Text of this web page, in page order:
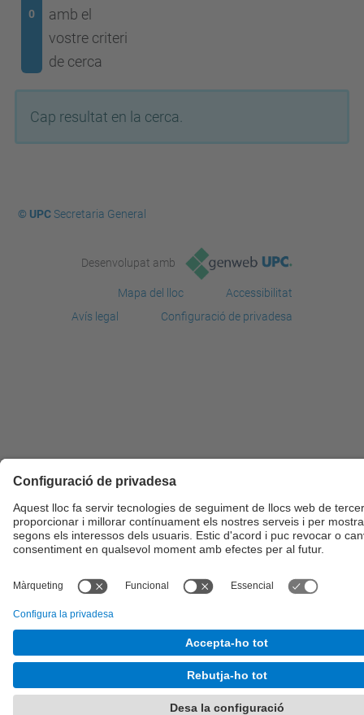
0
amb el
vostre criteri
de cerca
Cap resultat en la cerca.
© UPCSecretaria General
Desenvolupat amb
Mapa del lloc
Accessibilitat
Avís legal
Configuració de privadesa